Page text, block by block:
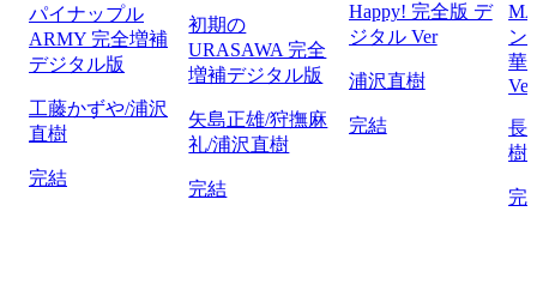
パイナップル
ARMY 完全増補
デジタル版
工藤かずや/浦沢
直樹
完結
初期の
URASAWA 完全
増補デジタル版
矢島正雄/狩撫麻
礼/浦沢直樹
完結
Happy! 完全版 デ
ジタル Ver
浦沢直樹
完結
ン
華
長
樹
完